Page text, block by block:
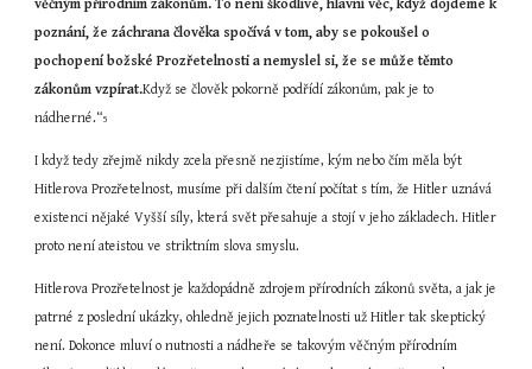
věčným přírodním zákonům. To není škodlivé, hlavní věc, když dojdeme k
poznání, že záchrana člověka spočívá v tom, aby se pokoušel o
pochopení božské Prozřetelnosti a nemyslel si, že se může těmto
zákonům vzpírat.Když se člověk pokorně podřídí zákonům, pak je to
nádherné.“5
I když tedy zřejmě nikdy zcela přesně nezjistíme, kým nebo čím měla být
Hitlerova Prozřetelnost, musíme při dalším čtení počítat s tím, že Hitler uznává
existenci nějaké Vyšší síly, která svět přesahuje a stojí v jeho základech. Hitler
proto není ateistou ve striktním slova smyslu.
Hitlerova Prozřetelnost je každopádně zdrojem přírodních zákonů světa, a jak je
patrné z poslední ukázky, ohledně jejich poznatelnosti už Hitler tak skeptický
není. Dokonce mluví o nutnosti a nádheře se takovým věčným přírodním